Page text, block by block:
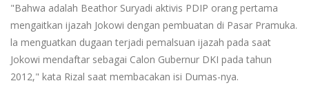
"Bahwa adalah Beathor Suryadi aktivis PDIP orang pertama
mengaitkan ijazah Jokowi dengan pembuatan di Pasar Pramuka.
la menguatkan dugaan terjadi pemalsuan ijazah pada saat
Jokowi mendaftar sebagai Calon Gubernur DKI pada tahun
2012," kata Rizal saat membacakan isi Dumas-nya.